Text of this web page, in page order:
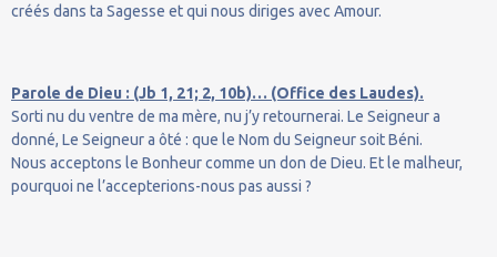
créés dans ta Sagesse et qui nous diriges avec Amour.
Parole de Dieu : (Jb 1, 21; 2, 10b)… (Office des Laudes).
Sorti nu du ventre de ma mère, nu j’y retournerai. Le Seigneur a
donné, Le Seigneur a ôté : que le Nom du Seigneur soit Béni.
Nous acceptons le Bonheur comme un don de Dieu. Et le malheur,
pourquoi ne l’accepterions-nous pas aussi ?